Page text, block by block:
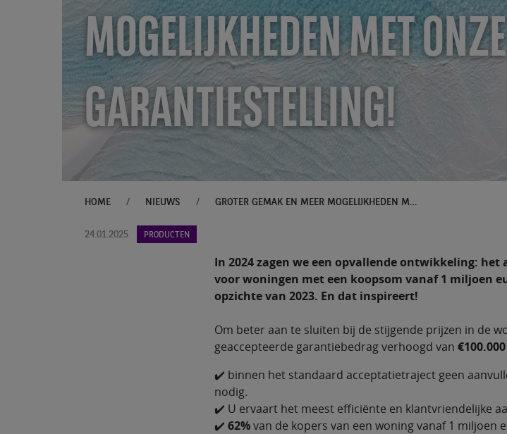
MOGELIJKHEDEN MET ONZE
GARANTIESTELLING!
HOME NIEUWS GROTER GEMAK EN MEER MOGELIJKHEDEN MET ONZE GARANTIESTELLING!
24.01.2025 PRODUCTEN
In 2024 zagen we een opvallende ontwikkeling:
voor woningen met een koopsom vanaf 1 miljoen
opzichte van 2023. En dat inspireert!
Om beter aan te sluiten bij de stijgende prijzen in de
geaccepteerde garantiebedrag verhoogd van
✔️ binnen het standaard acceptatietraject geen
nodig.
✔️ U ervaart het meest efficiënte en klantvriendelijke
✔️ 62%van de kopers van een woning vanaf 1 miljoen